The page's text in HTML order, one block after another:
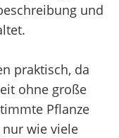
und
praktisch, da
ohne große
Pflanze
wie viele